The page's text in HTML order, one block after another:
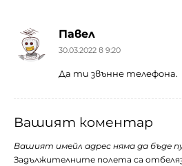
Павел
30.03.2022 в 9:20
Да ти звънне телефона.
Вашият коментар
Вашият имейл адрес няма да бъде
Задължителните полета са